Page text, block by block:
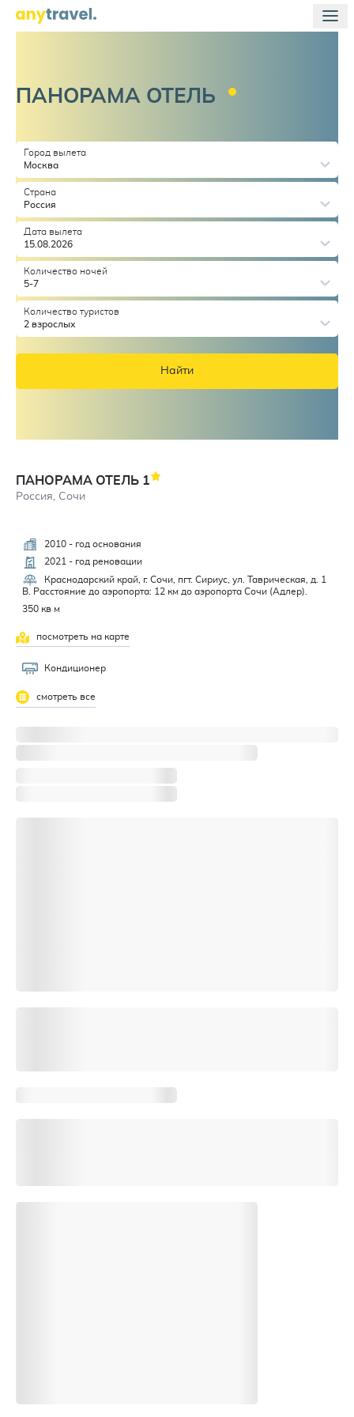
ПАНОРАМА ОТЕЛЬ
Город вылета
Москва
Страна
Россия
Дата вылета
15.08.2026
Количество ночей
5-7
Количество туристов
2 взрослых
Найти
ПАНОРАМА ОТЕЛЬ 1
Россия, Сочи
2010 - год основания
2021 - год реновации
Краснодарский край, г. Сочи, пгт. Сириус, ул. Таврическая, д. 1
В. Расстояние до аэропорта: 12 км до аэропорта Сочи (Адлер).
350 кв м
посмотреть на карте
Кондиционер
смотреть все